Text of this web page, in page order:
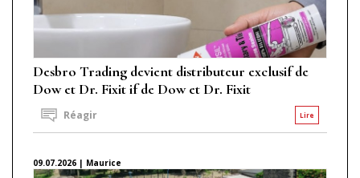
Desbro Trading devient distributeur exclusif de
Dow et Dr. Fixit if de Dow et Dr. Fixit
Lire
Réagir
09.07.2026 | Maurice